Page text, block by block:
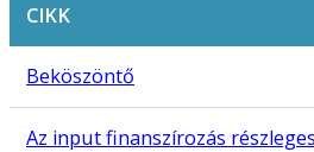
CIKK
Beköszöntő
Az input finanszírozás